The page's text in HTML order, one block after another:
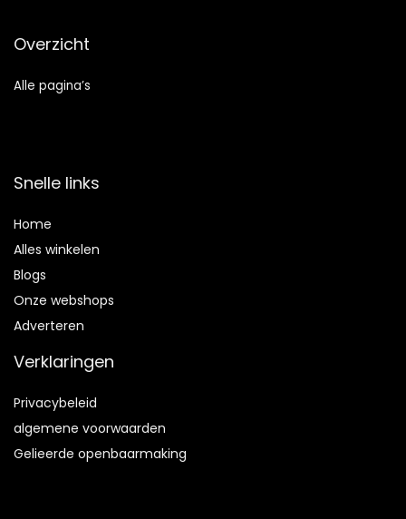
Overzicht
Alle pagina’s
Snelle links
Home
Alles winkelen
Blogs
Onze webshops
Adverteren
Verklaringen
Privacybeleid
algemene voorwaarden
Gelieerde openbaarmaking